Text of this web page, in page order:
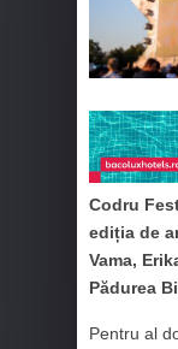
Codru
ediția de
Vama,
Pădurea
Pentru al